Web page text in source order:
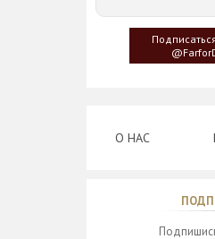
Идея такого
сервировки стола
создателю, когда
увидел дерево
О НАС